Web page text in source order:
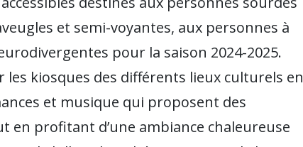
et semi-voyantes, aux personnes à
pour la saison 2024-2025.
kiosques des différents lieux culturels en
et musique qui proposent des
en profitant d’une ambiance chaleureuse